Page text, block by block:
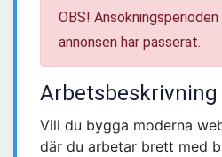
OBS!
annonsen har passerat.
Arbetsbeskrivning
Vill du bygga moderna
där du arbetar brett med